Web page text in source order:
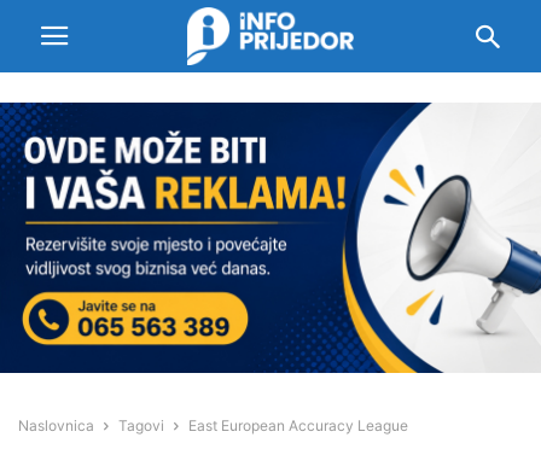
Naslovnica Tagovi East European Accuracy League